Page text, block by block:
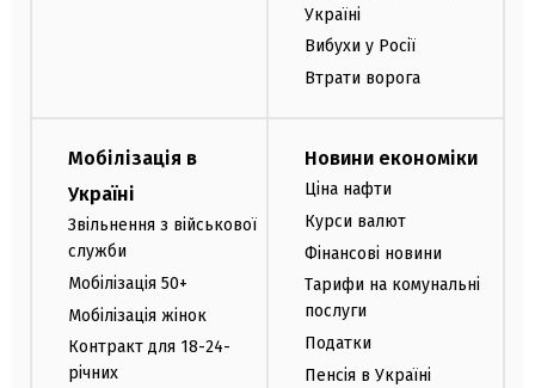
Україні
Вибухи у Росії
Втрати ворога
Мобілізація в
Україні
Звільнення з військової
служби
Мобілізація 50+
Мобілізація жінок
Контракт для 18-24-
річних
Новини економіки
Ціна нафти
Курси валют
Фінансові новини
Тарифи на комунальні
послуги
Податки
Пенсія в Україні